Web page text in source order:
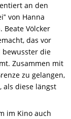
an den
von Hanna
Beate Völcker
das vor
bewusster die
Zusammen mit
zu gelangen,
als diese längst
im Kino auch